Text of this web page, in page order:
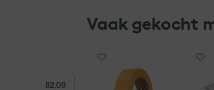
82,09
Vaak gekocht